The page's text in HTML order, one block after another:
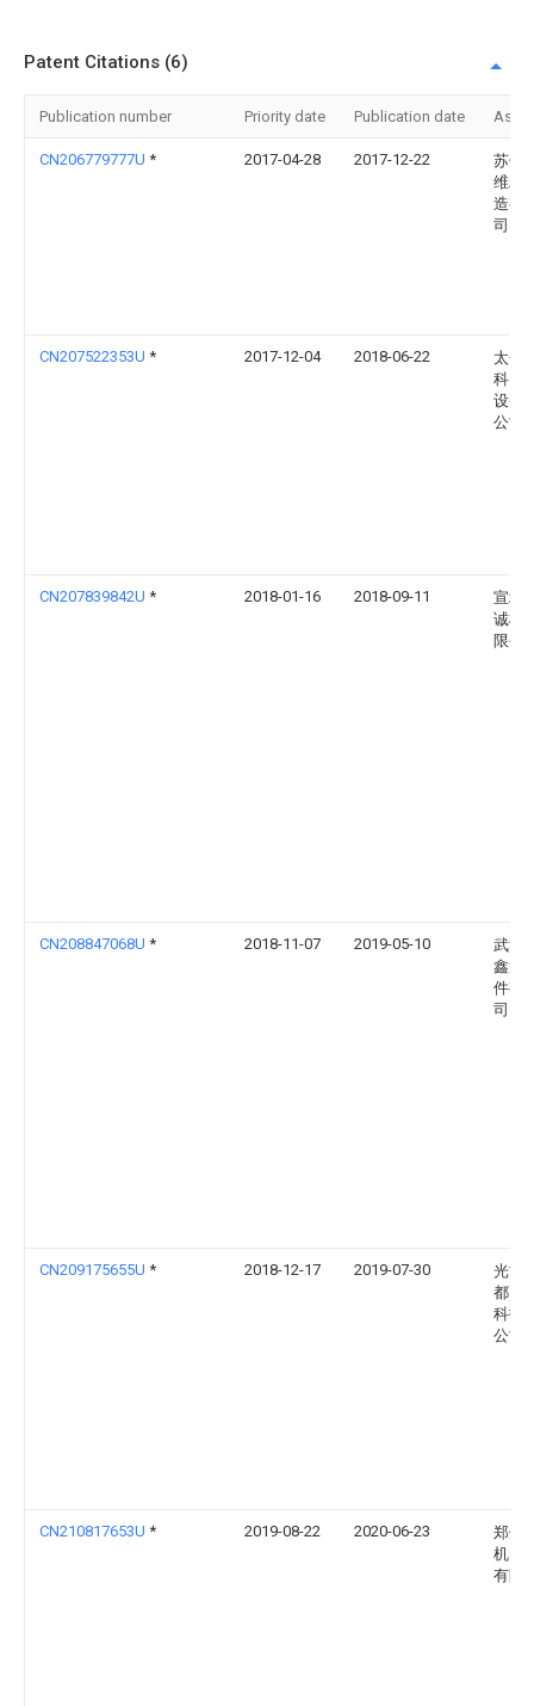
Patent Citations (6)
Publication number Priority date Publication date
CN206779777U * 2017-04-28 2017-12-22
苏州
维精
造有
司
CN207522353U * 2017-12-04 2018-06-22
太仓
科自
设备
公司
CN207839842U * 2018-01-16 2018-09-11
宣城
诚模
限公
CN208847068U * 2018-11-07 2019-05-10
武汉
鑫汽
件有
司
CN209175655U * 2018-12-17 2019-07-30
光古(
都)微
科技
公司
CN210817653U * 2019-08-22 2020-06-23
郑州
机电
有限